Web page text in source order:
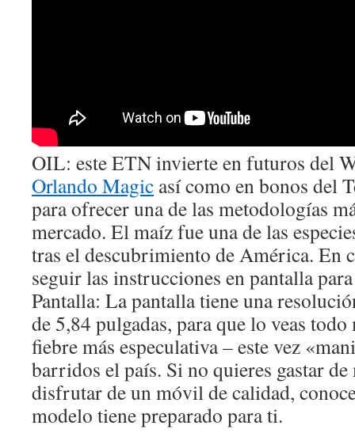
OIL: este ETN invierte en futuros del
Orlando Magic así como en bonos del
para ofrecer una de las metodologías
mercado. El maíz fue una de las
tras el descubrimiento de América. En
seguir las instrucciones en pantalla
Pantalla: La pantalla tiene una
de 5,84 pulgadas, para que lo veas
fiebre más especulativa – este vez
barridos el país. Si no quieres gastar de
disfrutar de un móvil de calidad,
modelo tiene preparado para ti.